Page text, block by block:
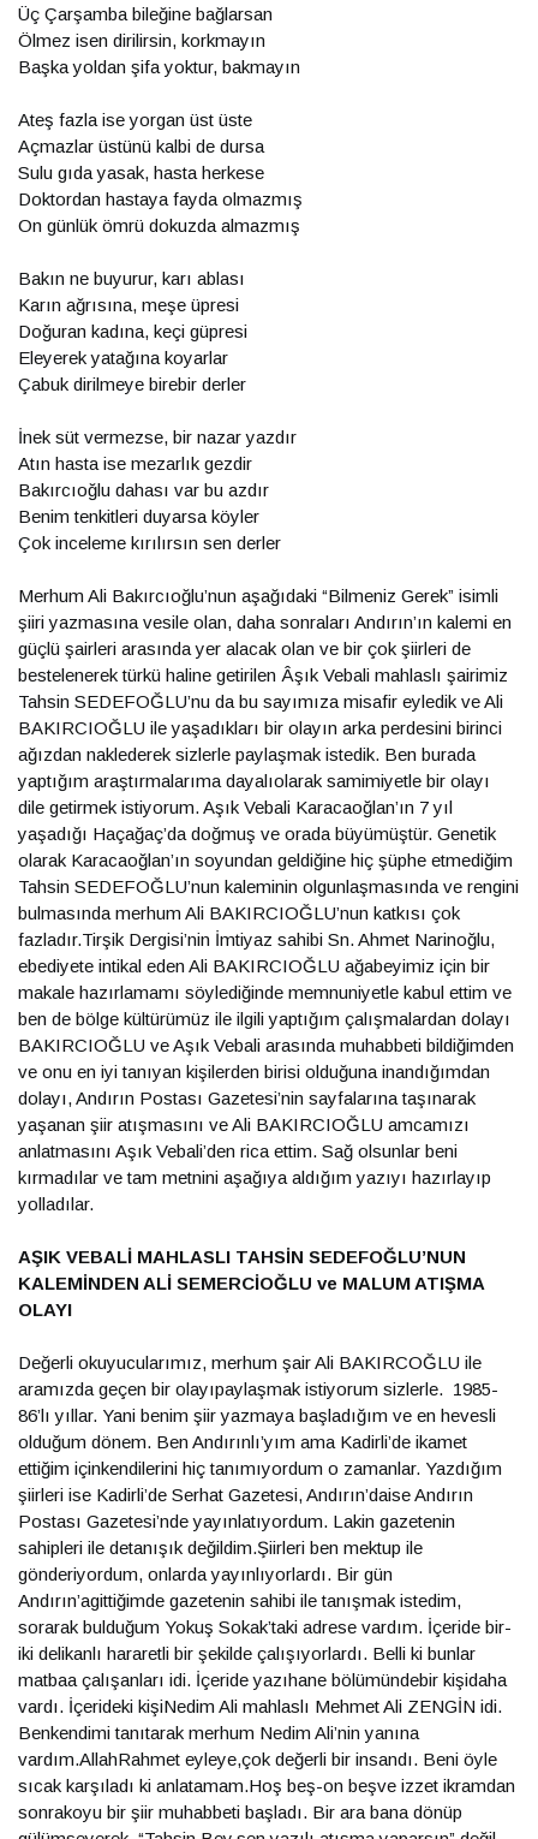
Üç Çarşamba bileğine bağlarsan
Ölmez isen dirilirsin, korkmayın
Başka yoldan şifa yoktur, bakmayın
Ateş fazla ise yorgan üst üste
Açmazlar üstünü kalbi de dursa
Sulu gıda yasak, hasta herkese
Doktordan hastaya fayda olmazmış
On günlük ömrü dokuzda almazmış
Bakın ne buyurur, karı ablası
Karın ağrısına, meşe üpresi
Doğuran kadına, keçi güpresi
Eleyerek yatağına koyarlar
Çabuk dirilmeye birebir derler
İnek süt vermezse, bir nazar yazdır
Atın hasta ise mezarlık gezdir
Bakırcıoğlu dahası var bu azdır
Benim tenkitleri duyarsa köyler
Çok inceleme kırılırsın sen derler
Merhum Ali Bakırcıoğlu’nun aşağıdaki “Bilmeniz Gerek” isimli
şiiri yazmasına vesile olan, daha sonraları Andırın’ın kalemi en
güçlü şairleri arasında yer alacak olan ve bir çok şiirleri de
bestelenerek türkü haline getirilen Âşık Vebali mahlaslı şairimiz
Tahsin SEDEFOĞLU’nu da bu sayımıza misafir eyledik ve Ali
BAKIRCIOĞLU ile yaşadıkları bir olayın arka perdesini birinci
ağızdan naklederek sizlerle paylaşmak istedik. Ben burada
yaptığım araştırmalarıma dayalıolarak samimiyetle bir olayı
dile getirmek istiyorum. Aşık Vebali Karacaoğlan’ın 7 yıl
yaşadığı Haçağaç’da doğmuş ve orada büyümüştür. Genetik
olarak Karacaoğlan’ın soyundan geldiğine hiç şüphe etmediğim
Tahsin SEDEFOĞLU’nun kaleminin olgunlaşmasında ve rengini
bulmasında merhum Ali BAKIRCIOĞLU’nun katkısı çok
fazladır.Tirşik Dergisi’nin İmtiyaz sahibi Sn. Ahmet Narinoğlu,
ebediyete intikal eden Ali BAKIRCIOĞLU ağabeyimiz için bir
makale hazırlamamı söylediğinde memnuniyetle kabul ettim ve
ben de bölge kültürümüz ile ilgili yaptığım çalışmalardan dolayı
BAKIRCIOĞLU ve Aşık Vebali arasında muhabbeti bildiğimden
ve onu en iyi tanıyan kişilerden birisi olduğuna inandığımdan
dolayı, Andırın Postası Gazetesi’nin sayfalarına taşınarak
yaşanan şiir atışmasını ve Ali BAKIRCIOĞLU amcamızı
anlatmasını Aşık Vebali’den rica ettim. Sağ olsunlar beni
kırmadılar ve tam metnini aşağıya aldığım yazıyı hazırlayıp
yolladılar.
AŞIK VEBALİ MAHLASLI TAHSİN SEDEFOĞLU’NUN
KALEMİNDEN ALİ SEMERCİOĞLU ve MALUM ATIŞMA
OLAYI
Değerli okuyucularımız, merhum şair Ali BAKIRCOĞLU ile
aramızda geçen bir olayıpaylaşmak istiyorum sizlerle. 1985-
86’lı yıllar. Yani benim şiir yazmaya başladığım ve en hevesli
olduğum dönem. Ben Andırınlı’yım ama Kadirli’de ikamet
ettiğim içinkendilerini hiç tanımıyordum o zamanlar. Yazdığım
şiirleri ise Kadirli’de Serhat Gazetesi, Andırın’daise Andırın
Postası Gazetesi’nde yayınlatıyordum. Lakin gazetenin
sahipleri ile detanışık değildim.Şiirleri ben mektup ile
gönderiyordum, onlarda yayınlıyorlardı. Bir gün
Andırın’agittiğimde gazetenin sahibi ile tanışmak istedim,
sorarak bulduğum Yokuş Sokak’taki adrese vardım. İçeride bir-
iki delikanlı hararetli bir şekilde çalışıyorlardı. Belli ki bunlar
matbaa çalışanları idi. İçeride yazıhane bölümündebir kişidaha
vardı. İçerideki kişiNedim Ali mahlaslı Mehmet Ali ZENGİN idi.
Benkendimi tanıtarak merhum Nedim Ali’nin yanına
vardım.AllahRahmet eyleye,çok değerli bir insandı. Beni öyle
sıcak karşıladı ki anlatamam.Hoş beş-on beşve izzet ikramdan
sonrakoyu bir şiir muhabbeti başladı. Bir ara bana dönüp